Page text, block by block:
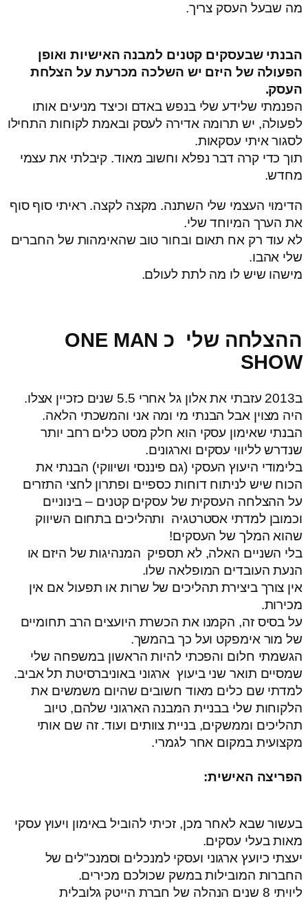
מה שבעל העסק צריך.
הבנתי שבעסקים קטנים למבנה האישיות ואופן
הפעולה של היזם יש השלכה מכרעת על הצלחת
העסק.
הפנמתי שלידע שלי בנפש באדם וכיצד מניעים אותו
לפעולה, יש תרומה אדירה לעסק ובאמת לקוחות התחילו
לסגור איתי עסקאות.
תוך כדי קרה דבר נפלא וחשוב מאוד. קיבלתי את עצמי
מחדש.
הדימוי העצמי שלי השתנה. מקצה לקצה. ראיתי סוף סוף
את הערך המיוחד שלי.
לא עוד רק אח תאום ובחור טוב שהאימהות של החברים
שלי אהבו.
מישהו שיש לו מה לתת לעולם.
ההצלחה שלי כ ONE MAN
SHOW
ב2013 עזבתי את אלון גל אחרי 5.5 שנים כזכיין אצלו.
היה מצוין אבל הבנתי מי ומה אני והמשכתי הלאה.
הבנתי שאימון עסקי הוא חלק מסט כלים רחב יותר
שנדרש לליווי עסקים וארגונים.
בלימודי היעוץ העסקי (גם פיננסי ושיווקי) הבנתי את
הכוח שיש לניתוח דוחות כספיים ופתרון לחצי התזרים
על ההצלחה העסקית של עסקים קטנים – בינוניים
וכמובן למדתי אסטרטגיה ותהליכים בתחום השיווק
שהוא המלך של העסקים!
בלי השניים האלה, לא תספיק המנהיגות של היזם או
הנעת העובדים המופלאה שלו.
אין צורך ביצירת תהליכים של שרות או תפעול אם אין
מכירות.
על בסיס זה, הקמנו את הכשרת היועצים הרב תחומיים
של מור אימפקט ועל כך בהמשך.
הגשמתי חלום והפכתי להיות הראשון במשפחה שלי
שמסיים תואר שני ביעוץ ארגוני באוניברסיטת תל אביב.
למדתי שם כלים מאוד חשובים שהיום משמשים את
הלקוחות שלי בבניית המבנה הארגוני שלהם, טיוב
תהליכים וממשקים, בניית צוותים ועוד. זה שם אותי
מקצועית במקום אחר לגמרי.
הפריצה האישית:
בעשור שבא לאחר מכן, זכיתי להוביל באימון ויעוץ עסקי
מאות בעלי עסקים.
יעצתי כיועץ ארגוני ועסקי למנכלים וסמנכ"לים של
החברות המובילות במשק שכולכם מכירים.
ליויתי 8 שנים הנהלה של חברת הייטק גלובלית